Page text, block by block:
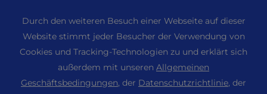
Ubuntu Hosting
WooCommerce
Managed Hosting
Website-Migrationen
Blog
Partnerprogramm
Agenturpartner-Programm
Freundschaftswerbung
Durch den weiteren Besuch einer Webseite auf dieser
Website stimmt jeder Besucher der Verwendung von
Cookies und Tracking-Technologien zu und erklärt sich
außerdem mit unseren Allgemeinen
Geschäftsbedingungen, der Datenschutzrichtlinie, der